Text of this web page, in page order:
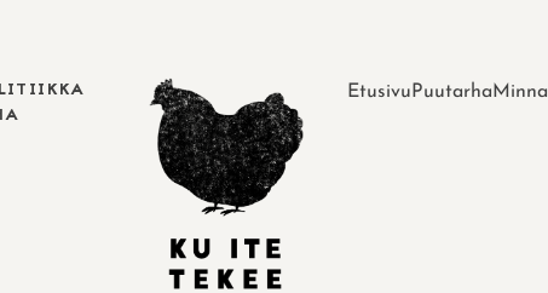
Etusivu Puutarha Minna